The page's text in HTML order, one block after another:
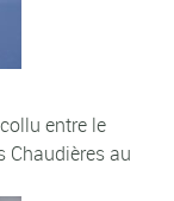
entre le
Chaudières au